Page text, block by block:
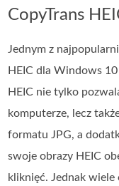
CopyTrans
Jednym z
HEIC dla Windows
HEIC nie tylko
komputerze, lecz
formatu JPG, a
swoje obrazy HEIC
kliknięć. Jednak